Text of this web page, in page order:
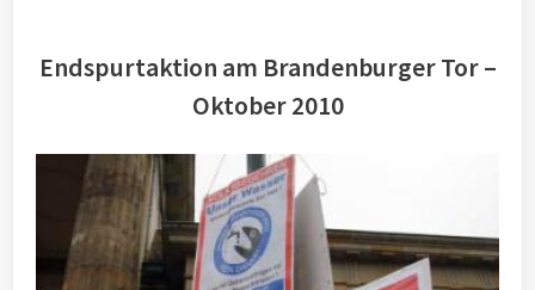
Endspurtaktion am Brandenburger Tor –
Oktober 2010